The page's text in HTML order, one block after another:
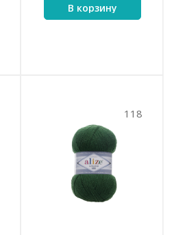
В корзину
118